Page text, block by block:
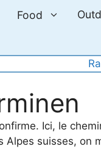
Food
Ici, le
Alpes suisses, on